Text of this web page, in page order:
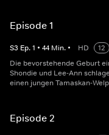
Episode 1
S3 Ep.1 • 44 Min. • HD
12
Die bevorstehende Geburt
Shondie und Lee-Ann
einen jungen Tamaskan-
Episode 2